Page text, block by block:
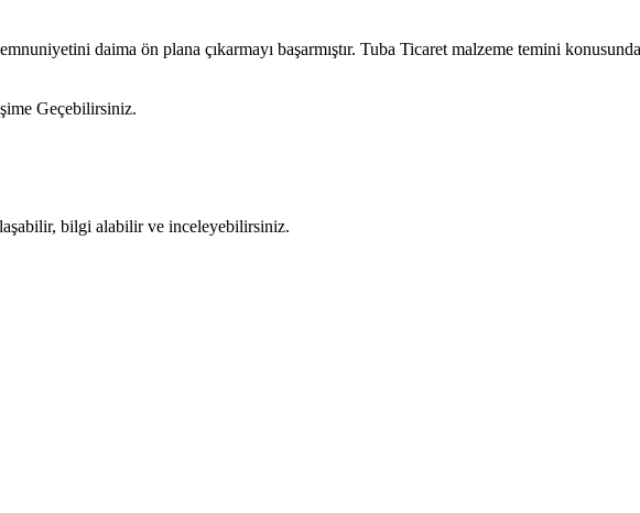
daima ön plana çıkarmayı başarmıştır. Tuba Ticaret malzeme temini
Geçebilirsiniz.
bilgi alabilir ve inceleyebilirsiniz.